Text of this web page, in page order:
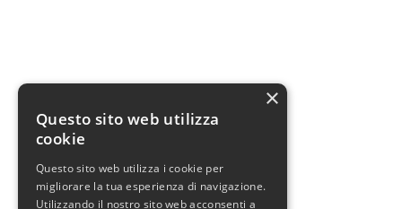
×
Questo sito web utilizza
cookie
Questo sito web utilizza i cookie per
migliorare la tua esperienza di navigazione.
Utilizzando il nostro sito web acconsenti a